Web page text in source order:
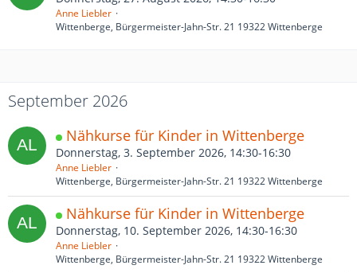
Anne Liebler
Wittenberge, Bürgermeister-Jahn-Str. 21 19322 Wittenberge
September 2026
Nähkurse für Kinder in Wittenberge
Donnerstag, 3. September 2026, 14:30-16:30
Anne Liebler
Wittenberge, Bürgermeister-Jahn-Str. 21 19322 Wittenberge
Nähkurse für Kinder in Wittenberge
Donnerstag, 10. September 2026, 14:30-16:30
Anne Liebler
Wittenberge, Bürgermeister-Jahn-Str. 21 19322 Wittenberge